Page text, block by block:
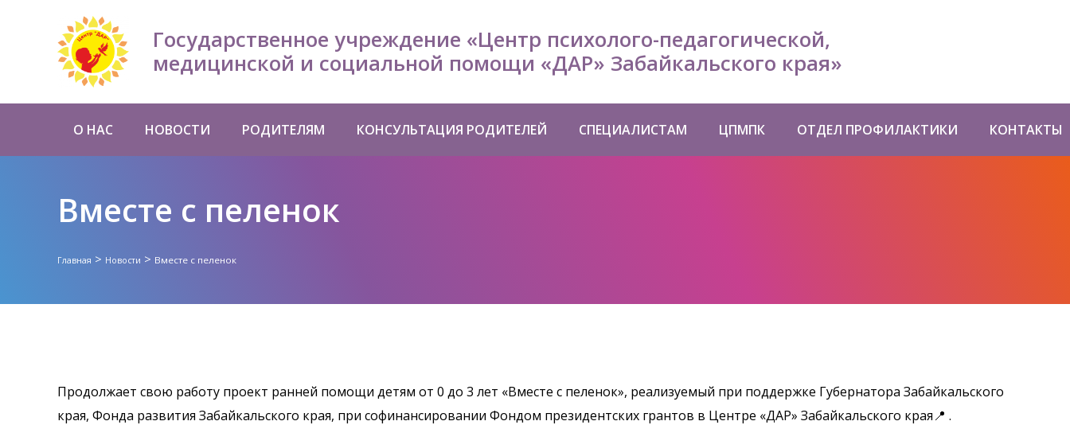
Государственное учреждение «Центр психолого-педагогической,
медицинской и социальной помощи «ДАР» Забайкальского края»
О НАС НОВОСТИ РОДИТЕЛЯМ КОНСУЛЬТАЦИЯ РОДИТЕЛЕЙ СПЕЦИАЛИСТАМ ЦПМПК ОТДЕЛ ПРОФИЛАКТИКИ КОНТАКТЫ
Вместе с пеленок
Главная > Новости > Вместе с пеленок
Продолжает свою работу проект ранней помощи детям от 0 до 3 лет «Вместе с пеленок», реализуемый при поддержке Губернатора Забайкальского
края, Фонда развития Забайкальского края, при софинансировании Фондом президентских грантов в Центре «ДАР» Забайкальского края📍 .